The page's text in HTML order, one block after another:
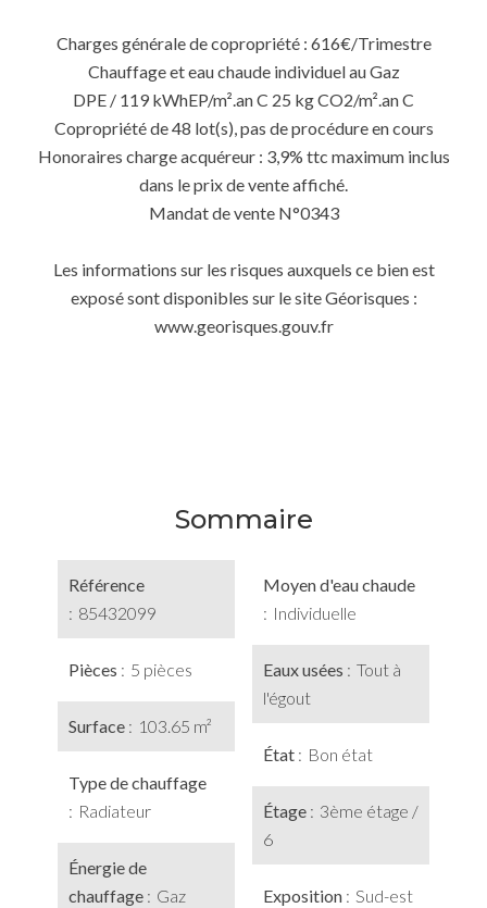
Charges générale de copropriété : 616€/Trimestre
Chauffage et eau chaude individuel au Gaz
DPE / 119 kWhEP/m².an C 25 kg CO2/m².an C
Copropriété de 48 lot(s), pas de procédure en cours
Honoraires charge acquéreur : 3,9% ttc maximum inclus
dans le prix de vente affiché.
Mandat de vente N°0343
Les informations sur les risques auxquels ce bien est
exposé sont disponibles sur le site Géorisques :
www.georisques.gouv.fr
Sommaire
Référence
85432099
Pièces 5 pièces
Surface 103.65 m²
Type de chauffage
Radiateur
Énergie de
chauffage
Gaz
Moyen d'eau chaude
Individuelle
Eaux usées
Tout à
l'égout
État Bon état
Étage
3ème étage /
6
Exposition Sud-est